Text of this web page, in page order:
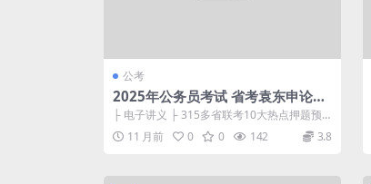
公考
2025年公务员考试 省考袁东申论领
跑营大作文冲刺班
├ 电子讲义 ├ 315多省联考10大热点押题预
测 ├ 1.民生服务(省市县乡类...
11 月前 0 0 142 3.8